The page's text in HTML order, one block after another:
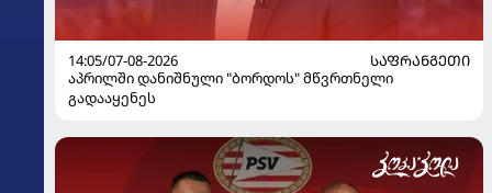
14:05/07-08-2026
ᲡᲐᲤᲠᲐᲜᲒᲔᲗᲘ
აპრილში დანიშნული "ბორდოს" მწვრთნელი
გადააყენეს